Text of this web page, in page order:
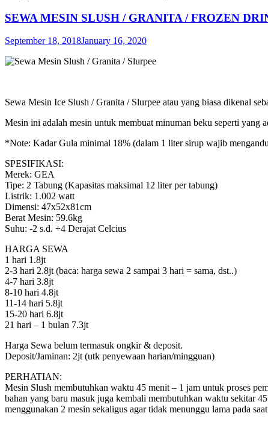
SEWA MESIN SLUSH / GRANITA / FROZEN
September 18, 2018January 16, 2020
Sewa Mesin Ice Slush / Granita / Slurpee atau yang biasa dikenal
Mesin ini adalah mesin untuk membuat minuman beku seperti yang
*Note: Kadar Gula minimal 18% (dalam 1 liter sirup wajib
SPESIFIKASI:
Merek: GEA
Tipe: 2 Tabung (Kapasitas maksimal 12 liter per tabung)
Listrik: 1.002 watt
Dimensi: 47x52x81cm
Berat Mesin: 59.6kg
Suhu: -2 s.d. +4 Derajat Celcius
HARGA SEWA
1 hari 1.8jt
2-3 hari 2.8jt (baca: harga sewa 2 sampai 3 hari = sama, dst..)
4-7 hari 3.8jt
8-10 hari 4.8jt
11-14 hari 5.8jt
15-20 hari 6.8jt
21 hari – 1 bulan 7.3jt
Harga Sewa belum termasuk ongkir & deposit.
Deposit/Jaminan: 2jt (utk penyewaan harian/mingguan)
PERHATIAN:
Mesin Slush membutuhkan waktu 45 menit – 1 jam untuk proses
bahan yang baru masuk juga kembali membutuhkan waktu sekitar
menggunakan 2 mesin sekaligus agar tidak menunggu lama pada